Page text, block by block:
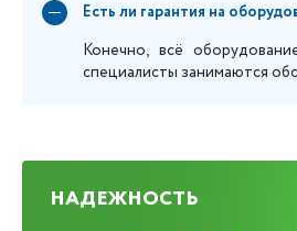
Есть ли гарантия на
Конечно, всё
специалисты занимаются
НАДЕЖНОСТЬ